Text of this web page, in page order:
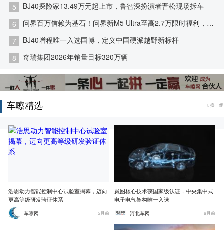
5
BJ40探险家13.49万元起上市，鲁智深扮演者晋松现场拆车
6
问界百万信赖为基石！问界新M5 Ultra至高2.7万限时福利，购车正当时
7
BJ40增程唯一入选国博，定义中国硬派越野新标杆
8
奇瑞集团2026年销量目标320万辆
9
比亚迪将加推4款210km大电池插混车型，纯电续航翻一倍
10
马年开小马，快乐再加码！中国一汽第20万辆奔腾小马正式下线
车嚓精选 换一组
浩思动力智能控制中心试验室揭幕，迈向
更高等级研发验证体系
车嚓网 5月前
岚图核心技术获国家级认证，中央集中式
电子电气架构唯一入选
河北车网 6月前